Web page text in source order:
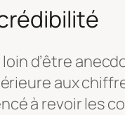
d’être
aux
à revoir les